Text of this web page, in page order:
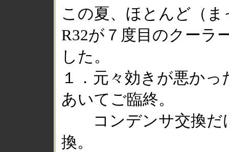
この夏、ほとんど（
R32が７度目のクーラ
した。
１．元々効きが悪か
あいてご臨終。
コンデンサ交換だ
換。